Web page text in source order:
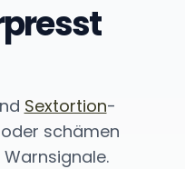
Sextortion-
schämen